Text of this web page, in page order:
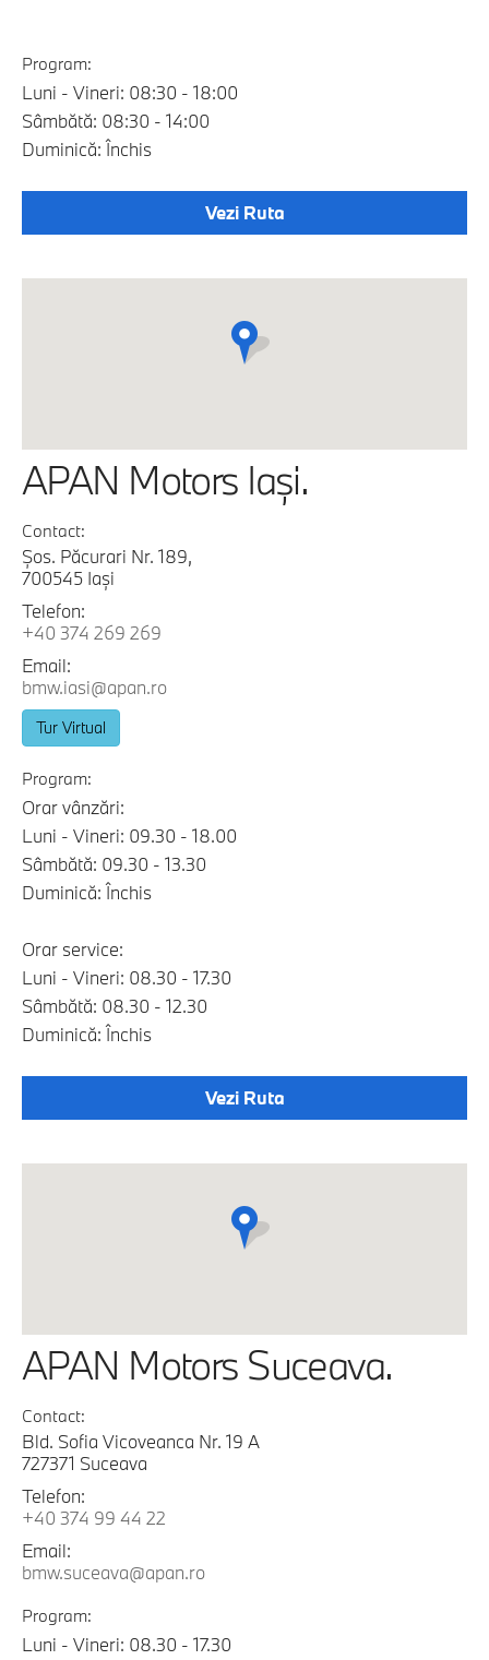
Program:
Luni - Vineri: 08:30 - 18:00
Sâmbătă: 08:30 - 14:00
Duminică: Închis
Vezi Ruta
APAN Motors Iaşi.
Contact:
Şos. Păcurari Nr. 189,
700545 Iaşi
Telefon:
+40 374 269 269
Email:
bmw.iasi@apan.ro
Tur Virtual
Program:
Orar vânzări:
Luni - Vineri: 09.30 - 18.00
Sâmbătă: 09.30 - 13.30
Duminică: Închis
Orar service:
Luni - Vineri: 08.30 - 17.30
Sâmbătă: 08.30 - 12.30
Duminică: Închis
Vezi Ruta
APAN Motors Suceava.
Contact:
Bld. Sofia Vicoveanca Nr. 19 A
727371 Suceava
Telefon:
+40 374 99 44 22
Email:
bmw.suceava@apan.ro
Program:
Luni - Vineri: 08.30 - 17.30